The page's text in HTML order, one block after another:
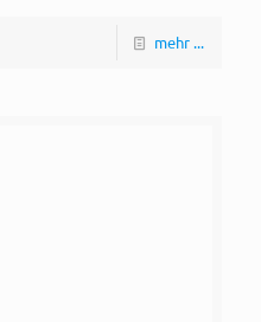
mehr ...